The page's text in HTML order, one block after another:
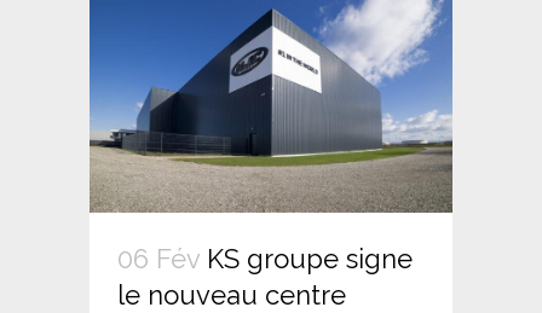
06 Fév KS groupe signe
le nouveau centre